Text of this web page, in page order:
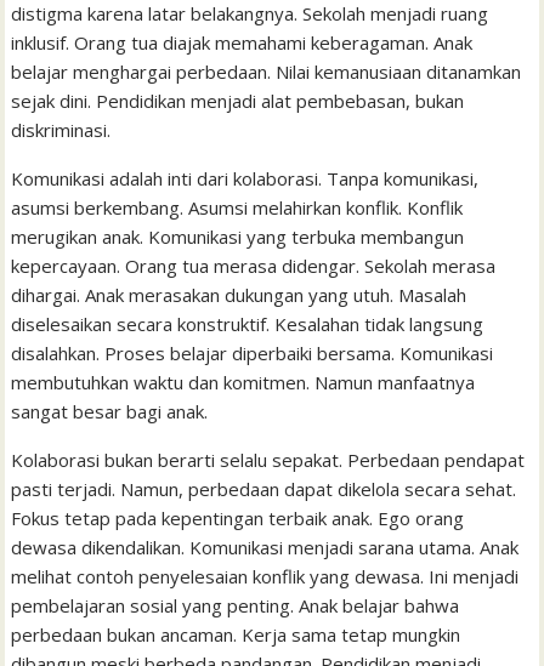
distigma karena latar belakangnya. Sekolah menjadi ruang
inklusif. Orang tua diajak memahami keberagaman. Anak
belajar menghargai perbedaan. Nilai kemanusiaan ditanamkan
sejak dini. Pendidikan menjadi alat pembebasan, bukan
diskriminasi.
Komunikasi adalah inti dari kolaborasi. Tanpa komunikasi,
asumsi berkembang. Asumsi melahirkan konflik. Konflik
merugikan anak. Komunikasi yang terbuka membangun
kepercayaan. Orang tua merasa didengar. Sekolah merasa
dihargai. Anak merasakan dukungan yang utuh. Masalah
diselesaikan secara konstruktif. Kesalahan tidak langsung
disalahkan. Proses belajar diperbaiki bersama. Komunikasi
membutuhkan waktu dan komitmen. Namun manfaatnya
sangat besar bagi anak.
Kolaborasi bukan berarti selalu sepakat. Perbedaan pendapat
pasti terjadi. Namun, perbedaan dapat dikelola secara sehat.
Fokus tetap pada kepentingan terbaik anak. Ego orang
dewasa dikendalikan. Komunikasi menjadi sarana utama. Anak
melihat contoh penyelesaian konflik yang dewasa. Ini menjadi
pembelajaran sosial yang penting. Anak belajar bahwa
perbedaan bukan ancaman. Kerja sama tetap mungkin